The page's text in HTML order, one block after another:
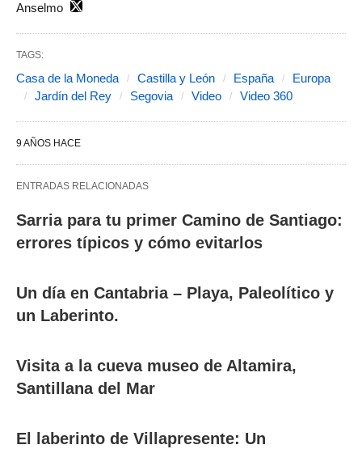
Anselmo
TAGS:
Casa de la Moneda Castilla y León España
Europa
Jardín del Rey
Segovia Video Video 360
9 AÑOS HACE
ENTRADAS RELACIONADAS
Sarria para tu primer Camino de Santiago:
errores típicos y cómo evitarlos
Un día en Cantabria – Playa, Paleolítico y
un Laberinto.
Visita a la cueva museo de Altamira,
Santillana del Mar
El laberinto de Villapresente: Un